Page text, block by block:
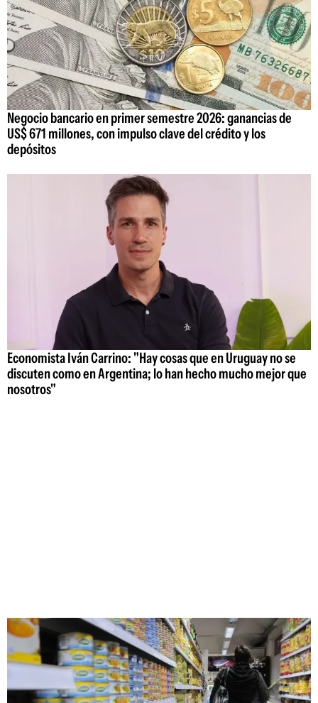
Negocio bancario en primer semestre 2026: ganancias de
US$ 671 millones, con impulso clave del crédito y los
depósitos
Economista Iván Carrino: "Hay cosas que en Uruguay no se
discuten como en Argentina; lo han hecho mucho mejor que
nosotros"